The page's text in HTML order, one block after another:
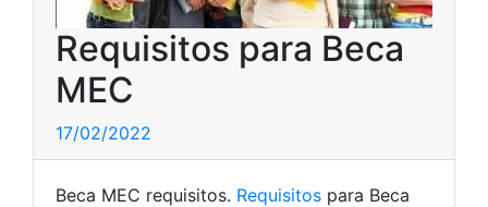
Requisitos para Beca
MEC
17/02/2022
Beca MEC requisitos. Requisitos para Beca